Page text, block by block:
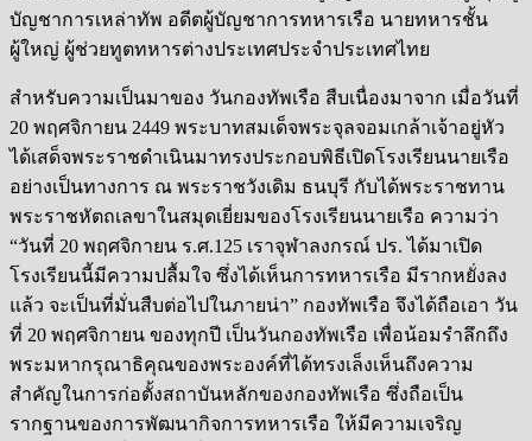
บัญชาการเหล่าทัพ อดีตผู้บัญชาการทหารเรือ นายทหารชั้น
ผู้ใหญ่ ผู้ช่วยทูตทหารต่างประเทศประจำประเทศไทย
สำหรับความเป็นมาของ วันกองทัพเรือ สืบเนื่องมาจาก เมื่อวันที่
20 พฤศจิกายน 2449 พระบาทสมเด็จพระจุลจอมเกล้าเจ้าอยู่หัว
ได้เสด็จพระราชดำเนินมาทรงประกอบพิธีเปิดโรงเรียนนายเรือ
อย่างเป็นทางการ ณ พระราชวังเดิม ธนบุรี กับได้พระราชทาน
พระราชหัตถเลขาในสมุดเยี่ยมของโรงเรียนนายเรือ ความว่า
“วันที่ 20 พฤศจิกายน ร.ศ.125 เราจุฬาลงกรณ์ ปร. ได้มาเปิด
โรงเรียนนี้มีความปลื้มใจ ซึ่งได้เห็นการทหารเรือ มีรากหยั่งลง
แล้ว จะเป็นที่มั่นสืบต่อไปในภายน่า” กองทัพเรือ จึงได้ถือเอา วัน
ที่ 20 พฤศจิกายน ของทุกปี เป็นวันกองทัพเรือ เพื่อน้อมรำลึกถึง
พระมหากรุณาธิคุณของพระองค์ที่ได้ทรงเล็งเห็นถึงความ
สำคัญในการก่อตั้งสถาบันหลักของกองทัพเรือ ซึ่งถือเป็น
รากฐานของการพัฒนากิจการทหารเรือ ให้มีความเจริญ